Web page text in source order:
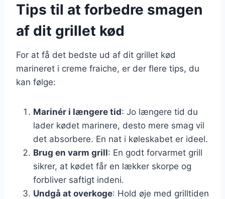
Tips til at forbedre smagen
af dit grillet kød
For at få det bedste ud af dit grillet kød
marineret i creme fraiche, er der flere tips, du
kan følge:
Marinér i længere tid: Jo længere tid du
lader kødet marinere, desto mere smag vil
det absorbere. En nat i køleskabet er ideel.
Brug en varm grill: En godt forvarmet grill
sikrer, at kødet får en lækker skorpe og
forbliver saftigt indeni.
Undgå at overkoge: Hold øje med grilltiden